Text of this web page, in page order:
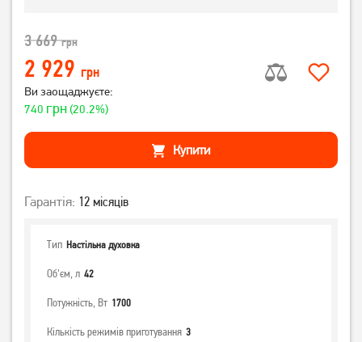
3 669грн
2 929 грн
Ви заощаджуєте:
740 грн(20.2%)
Купити
Гарантія: 12 місяців
Тип Настільна духовка
Об'єм, л 42
Потужність, Вт 1700
Кількість режимів приготування 3